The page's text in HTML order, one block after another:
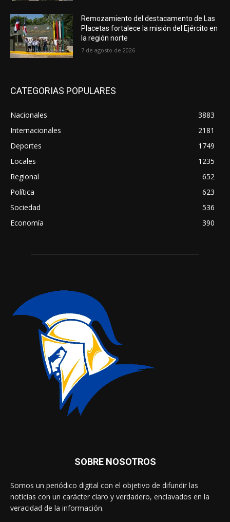
Remozamiento del destacamento de Las
Placetas fortalece la misión del Ejército en
la región norte
7 de agosto de 2026
CATEGORIAS POPULARES
Nacionales
3883
Internacionales
2181
Deportes
1749
Locales
1235
Regional
652
Política
623
Sociedad
536
Economía
390
SOBRE NOSOTROS
Somos un periódico digital con el objetivo de difundir las
noticias con un carácter claro y verdadero, enclavados en la
veracidad de la información.